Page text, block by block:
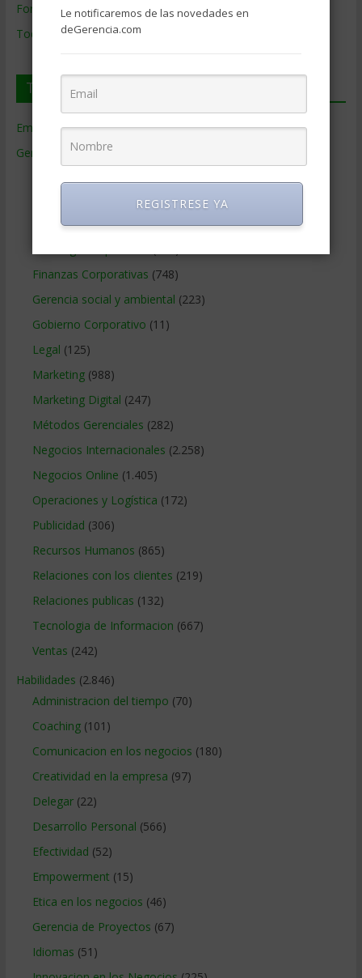
Formación de Gerencia
Todos los Temas
Temas de Gerencia
Empresas de Gerencia(38)
Gerencia
(9.481)
Educacion Gerencial(454)
Finanzas Corporativas (748)
Gerencia social y ambiental (223)
Gobierno Corporativo (11)
Legal (125)
Marketing(988)
Marketing Digital (247)
Métodos Gerenciales (282)
Negocios Internacionales (2.258)
Negocios Online (1.405)
Operaciones y Logística (172)
Publicidad (306)
Recursos Humanos (865)
Relaciones con los clientes (219)
Relaciones publicas (132)
Tecnologia de Informacion (667)
Ventas (242)
Habilidades (2.846)
Administracion del tiempo (70)
Coaching(101)
Comunicacion en los negocios (180)
Creatividad en la empresa (97)
Delegar(22)
Desarrollo Personal (566)
Efectividad (52)
Empowerment (15)
Etica en los negocios (46)
Gerencia de Proyectos (67)
Idiomas (51)
Le notificaremos de las novedades en
deGerencia.com
REGISTRESE YA